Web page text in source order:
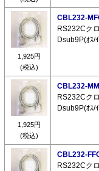
1,925円
(税込)
CBL232-
RS232Cク
Dsub9P(ｵｽ/
1,925円
(税込)
CBL232-
RS232Cク
Dsub9P(ｵｽ/
CBL232-
RS232Cク